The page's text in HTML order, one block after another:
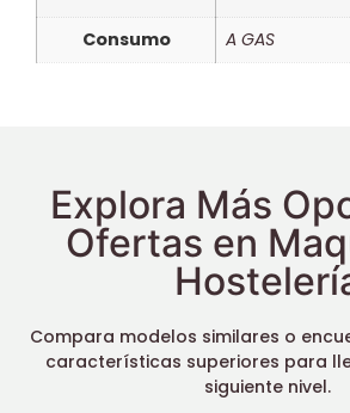
Consumo
A GAS
Explora Más
Ofertas en
Compara modelos similares o
características superiores para
siguiente nivel.